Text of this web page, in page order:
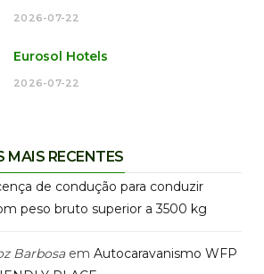
2026-07-22
Eurosol Hotels
2026-07-22
MAIS RECENTES
de condução para conduzir
peso bruto superior a 3500 kg
Barbosaem Autocaravanismo WFP